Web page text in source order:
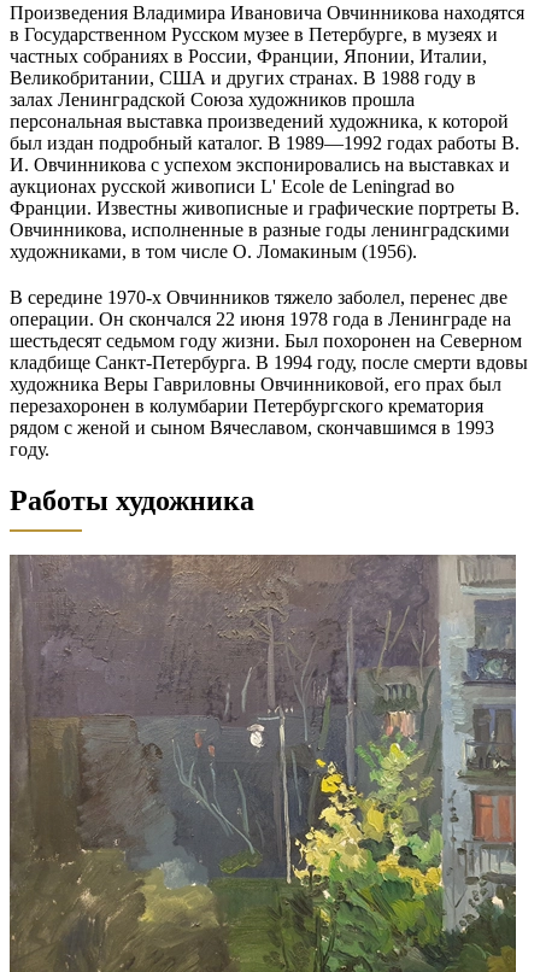
Произведения Владимира Ивановича Овчинникова находятся
в Государственном Русском музее в Петербурге, в музеях и
частных собраниях в России, Франции, Японии, Италии,
Великобритании, США и других странах. В 1988 году в
залах Ленинградской Союза художников прошла
персональная выставка произведений художника, к которой
был издан подробный каталог. В 1989—1992 годах работы В.
И. Овчинникова с успехом экспонировались на выставках и
аукционах русской живописи L' Ecole de Leningrad во
Франции. Известны живописные и графические портреты В.
Овчинникова, исполненные в разные годы ленинградскими
художниками, в том числе О. Ломакиным (1956).
В середине 1970-х Овчинников тяжело заболел, перенес две
операции. Он скончался 22 июня 1978 года в Ленинграде на
шестьдесят седьмом году жизни. Был похоронен на Северном
кладбище Санкт-Петербурга. В 1994 году, после смерти вдовы
художника Веры Гавриловны Овчинниковой, его прах был
перезахоронен в колумбарии Петербургского крематория
рядом с женой и сыном Вячеславом, скончавшимся в 1993
году.
Работы художника